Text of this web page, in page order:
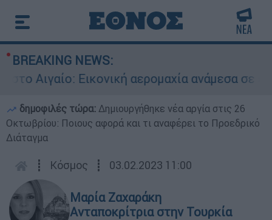
BREAKING NEWS:
Εικονική αερομαχία ανάμεσα σε
δημοφιλές τώρα: Δημιουργήθηκε νέα αργία στις 26
Οκτωβρίου: Ποιους αφορά και τι αναφέρει το Προεδρικό
Διάταγμα
┋ Κόσμος ┋ 03.02.2023 11:00
Μαρία Ζαχαράκη
Ανταποκρίτρια στην Τουρκία